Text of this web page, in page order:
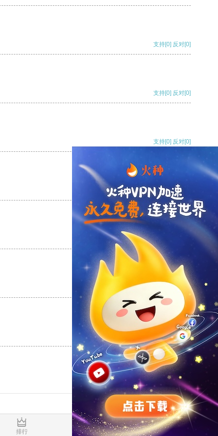
支持[0] 反对[0]
支持[0] 反对[0]
支持[0] 反对[0]
支持[0] 反对
支持
反对 [0]
支持[0] 反对[0]
排行 推荐